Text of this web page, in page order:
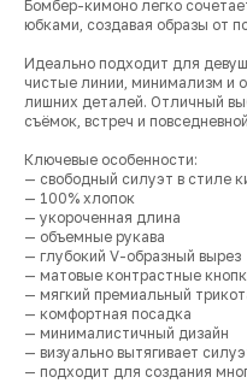
Бомбер-кимоно легко
юбками, создавая образы от
Идеально подходит для
чистые линии, минимализм и
лишних деталей. Отличный
съёмок, встреч и
Ключевые особенности:
— свободный силуэт в стиле
— 100% хлопок
— укороченная длина
— объемные рукава
— глубокий V-образный вырез
— матовые контрастные
— мягкий премиальный
— комфортная посадка
— минималистичный дизайн
— визуально вытягивает
— подходит для создания